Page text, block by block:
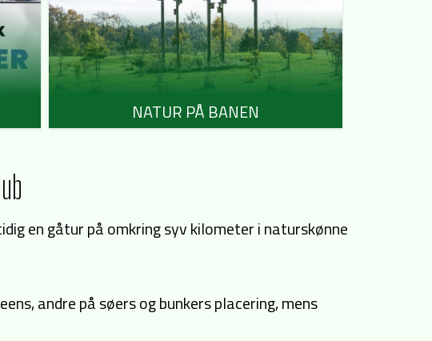
NATUR PÅ BANEN
en gåtur på omkring syv kilometer i naturskønne
andre på søers og bunkers placering, mens